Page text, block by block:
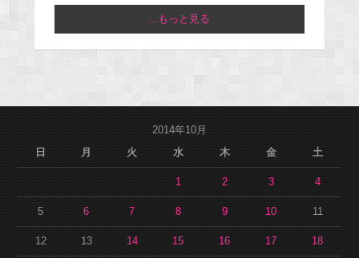
...もっと見る
2014年10月
日
月 火 水 木 金 土
1 2 3 4
5 6 7 8 9 10 11
12 13 14 15 16 17 18